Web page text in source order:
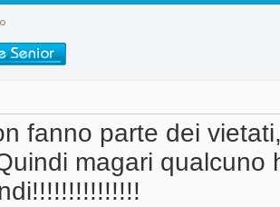
fanno parte dei
magari qualcuno